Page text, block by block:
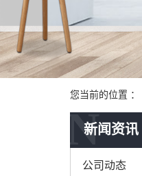
您当前的位置 ：
新闻资讯
N
公司动态